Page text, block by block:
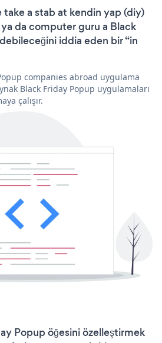
take a stab at kendin yap (diy)
da computer guru a Black
iddia eden bir “in
companies abroad uygulama
Black Friday Popup uygulamaları
çalışır.
Popup öğesini özelleştirmek